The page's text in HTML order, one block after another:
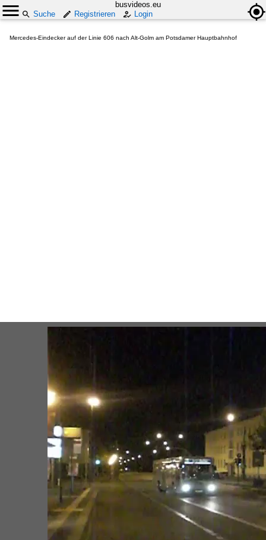
busvideos.eu
Suche
Registrieren Login
Mercedes-Eindecker auf der Linie 606 nach Alt-Golm am Potsdamer Hauptbahnhof